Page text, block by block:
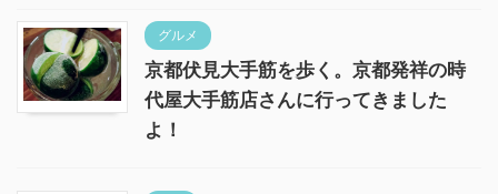
グルメ
京都伏見大手筋を歩く。京都発祥の時
代屋大手筋店さんに行ってきました
よ！